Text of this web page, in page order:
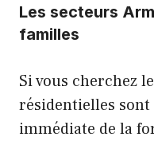
Les secteurs
familles
Si vous cherchez
résidentielles
immédiate de la